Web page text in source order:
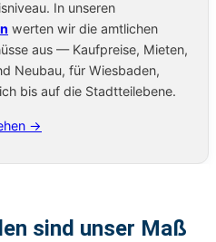
In unseren
werten wir die amtlichen
aus — Kaufpreise, Mieten,
Neubau, für Wiesbaden,
bis auf die Stadtteilebene.
→
sind unser Maß